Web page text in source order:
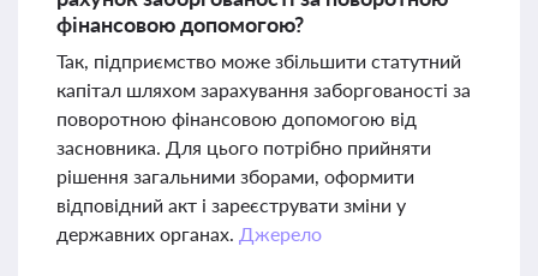
фінансовою допомогою?
Так, підприємство може збільшити статутний
капітал шляхом зарахування заборгованості за
поворотною фінансовою допомогою від
засновника. Для цього потрібно прийняти
рішення загальними зборами, оформити
відповідний акт і зареєструвати зміни у
державних органах. Джерело